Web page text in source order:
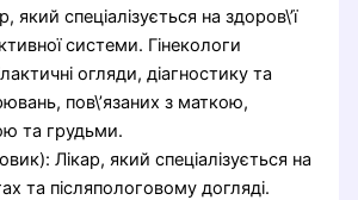
який спеціалізується на здоров\’ї
системи. Гінекологи
огляди, діагностику та
пов\’язаних з маткою,
та грудьми.
Лікар, який спеціалізується на
та післяпологовому догляді.